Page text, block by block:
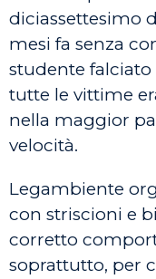
diciassettesimo
mesi fa senza
studente falciato
tutte le vittime
nella maggior
velocità.
Legambiente
con striscioni e
corretto
soprattutto, per